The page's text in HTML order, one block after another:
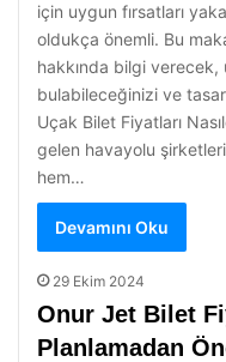
için uygun fırsatları
oldukça önemli. Bu
hakkında bilgi verecek,
bulabileceğinizi ve
Uçak Bilet Fiyatları
gelen havayolu
hem…
Devamını Oku
29 Ekim 2024
Onur Jet Bilet
Planlamadan